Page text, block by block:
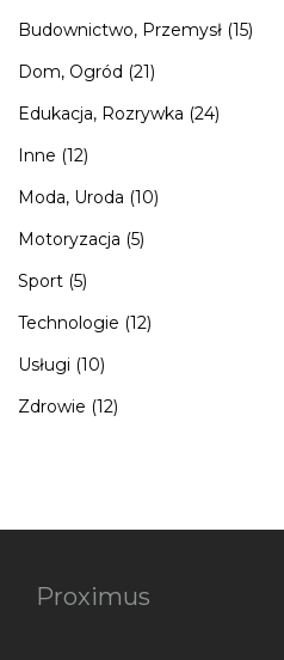
Budownictwo, Przemysł (15)
Dom, Ogród (21)
Edukacja, Rozrywka (24)
Inne (12)
Moda, Uroda (10)
Motoryzacja (5)
Sport (5)
Technologie (12)
Usługi (10)
Zdrowie (12)
Proximus